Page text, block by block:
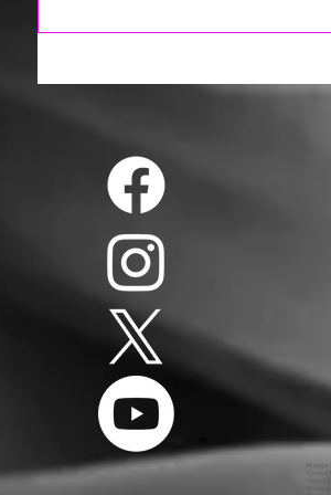
Mariage Genève, animation Genève, dj Genève, animateur Genève, mariages Genève, animations Genève, dj, Annecy, Mariage, Ouverture du Bal Genève, Première Danse Genève, DJ Genève, Photo Booth Genève, Wedding Planner Genève, Wedding Cake Genève, Wedding Genève, MC Genève, Sono Mariage Genève, Light Mariage Genève, Salle Genève, Château Genève,